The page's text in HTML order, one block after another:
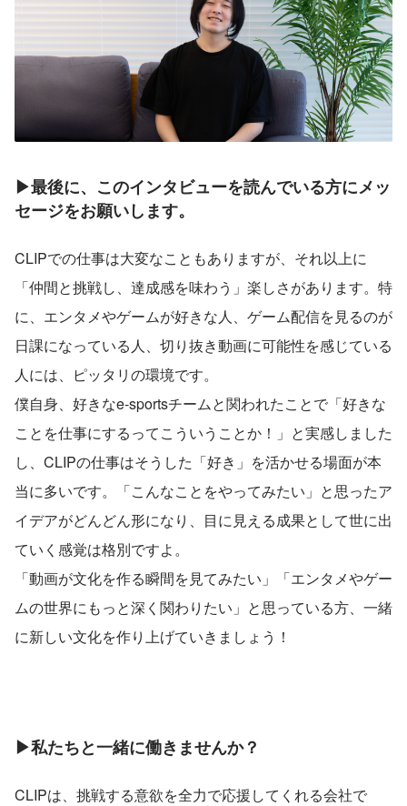
▶最後に、このインタビューを読んでいる方にメッ
セージをお願いします。
CLIPでの仕事は大変なこともありますが、それ以上に
「仲間と挑戦し、達成感を味わう」楽しさがあります。特
に、エンタメやゲームが好きな人、ゲーム配信を見るのが
日課になっている人、切り抜き動画に可能性を感じている
人には、ピッタリの環境です。
僕自身、好きなe-sportsチームと関われたことで「好きな
ことを仕事にするってこういうことか！」と実感しました
し、CLIPの仕事はそうした「好き」を活かせる場面が本
当に多いです。「こんなことをやってみたい」と思ったア
イデアがどんどん形になり、目に見える成果として世に出
ていく感覚は格別ですよ。
「動画が文化を作る瞬間を見てみたい」「エンタメやゲー
ムの世界にもっと深く関わりたい」と思っている方、一緒
に新しい文化を作り上げていきましょう！
▶私たちと一緒に働きませんか？
CLIPは、挑戦する意欲を全力で応援してくれる会社で